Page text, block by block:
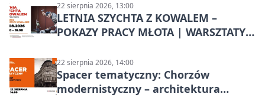
22 sierpnia 2026, 13:00
LETNIA SZYCHTA Z KOWALEM –
POKAZY PRACY MŁOTA | WARSZTATY
22 sierpnia 2026, 14:00
Spacer tematyczny: Chorzów
modernistyczny – architektura